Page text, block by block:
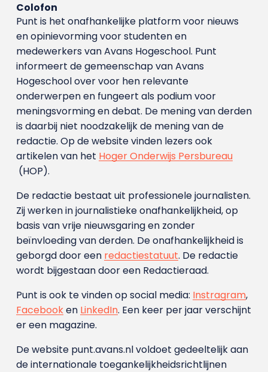
Colofon
Punt is het onafhankelijke platform voor nieuws
en opinievorming voor studenten en
medewerkers van Avans Hoge­school. Punt
informeert de gemeenschap van Avans
Hogeschool over voor hen relevante
onderwerpen en fungeert als podium voor
meningsvorming en debat. De mening van derden
is daarbij niet noodzakelijk de mening van de
redactie. Op de website vinden lezers ook
artikelen van het Hoger Onderwijs Persbureau
(HOP).
De redactie bestaat uit professionele journalisten.
Zij werken in journalistieke onafhankelijkheid, op
basis van vrije nieuwsgaring en zonder
beïnvloeding van derden. De onafhankelijkheid is
geborgd door een redactiestatuut. De redactie
wordt bijgestaan door een Redactieraad.
Punt is ook te vinden op social media: Instragram,
Facebooken LinkedIn. Een keer per jaar verschijnt
er een magazine.
De website punt.avans.nl voldoet gedeeltelijk aan
de internationale toegankelijkheidsrichtlijnen